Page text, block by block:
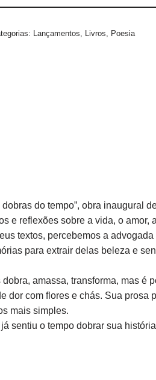
Lançamentos, Livros, Poesia
do tempo”, obra inaugural
e reflexões sobre a vida, o amor,
textos, percebemos a
para extrair delas beleza e
amassa, transforma, mas é
dor com flores e chás. Sua prosa
mais simples.
sentiu o tempo dobrar sua